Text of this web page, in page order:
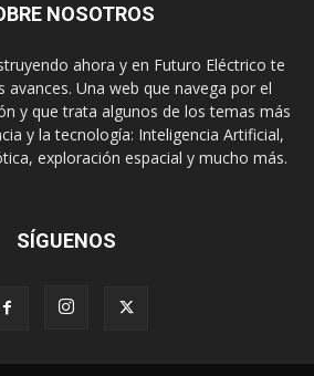
NOSOTROS
ahora y en Futuro Eléctrico te
Una web que navega por el
y que trata algunos de los temas más
y la tecnología: Inteligencia Artificial,
exploración espacial y mucho más.
SÍGUENOS